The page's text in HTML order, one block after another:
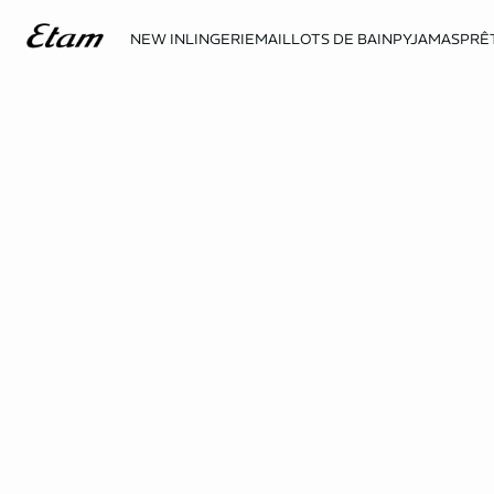
NEW INLINGERIEMAILLOTS DE BAINPYJAMAS